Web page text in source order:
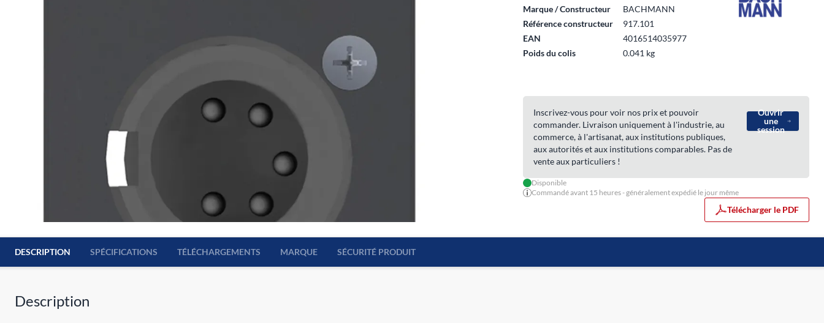
Marque / Constructeur
BACHMANN
Référence constructeur
917.101
EAN
4016514035977
Poids du colis
0.041 kg
Inscrivez-vous pour voir nos prix et pouvoir
commander. Livraison uniquement à l'industrie, au
commerce, à l'artisanat, aux institutions publiques,
aux autorités et aux institutions comparables. Pas de
vente aux particuliers !
Ouvrir
une
session
Disponible
Commandé avant 15 heures - généralement expédié le jour même
Télécharger le PDF
DESCRIPTION SPÉCIFICATIONS TÉLÉCHARGEMENTS MARQUE SÉCURITÉ PRODUIT
Description